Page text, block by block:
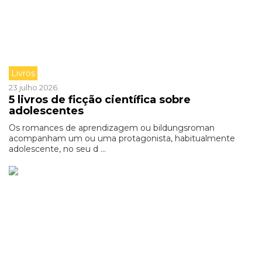
Livros
23 julho 2026
5 livros de ficção científica sobre
adolescentes
Os romances de aprendizagem ou bildungsroman
acompanham um ou uma protagonista, habitualmente
adolescente, no seu d ...